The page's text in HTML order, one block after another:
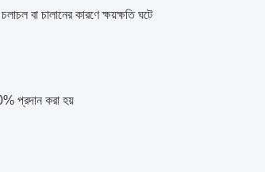
বা চালানের কারণে ক্ষয়ক্ষতি ঘটে
প্রদান করা হয়